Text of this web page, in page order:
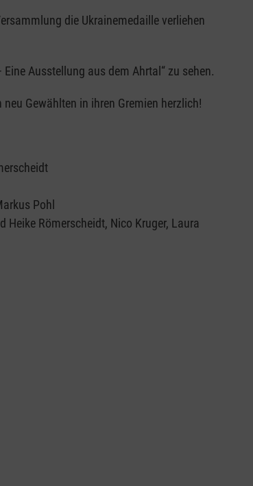
die Ukrainemedaille verliehen
Ausstellung aus dem Ahrtal“ zu sehen.
Gewählten in ihren Gremien herzlich!
Pohl
Römerscheidt, Nico Kruger, Laura